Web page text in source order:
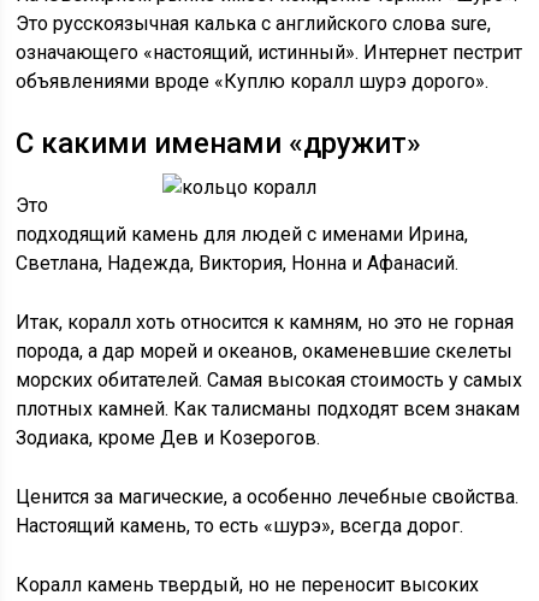
Это русскоязычная калька с английского слова sure,
означающего «настоящий, истинный». Интернет пестрит
объявлениями вроде «Куплю коралл шурэ дорого».
С какими именами «дружит»
Это
подходящий камень для людей с именами Ирина,
Светлана, Надежда, Виктория, Нонна и Афанасий.
Итак, коралл хоть относится к камням, но это не горная
порода, а дар морей и океанов, окаменевшие скелеты
морских обитателей. Самая высокая стоимость у самых
плотных камней. Как талисманы подходят всем знакам
Зодиака, кроме Дев и Козерогов.
Ценится за магические, а особенно лечебные свойства.
Настоящий камень, то есть «шурэ», всегда дорог.
Коралл камень твердый, но не переносит высоких